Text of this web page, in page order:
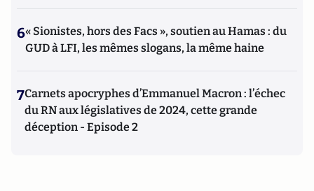
6« Sionistes, hors des Facs », soutien au Hamas : du
GUD à LFI, les mêmes slogans, la même haine
7Carnets apocryphes d’Emmanuel Macron : l’échec
du RN aux législatives de 2024, cette grande
déception - Episode 2